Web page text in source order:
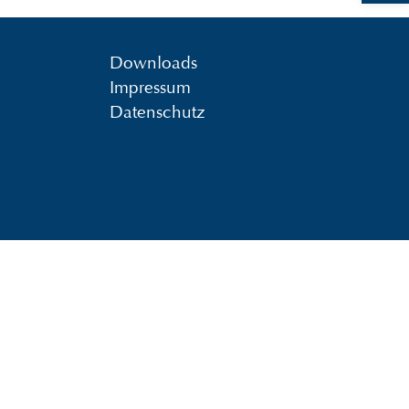
Downloads
Impressum
Datenschutz